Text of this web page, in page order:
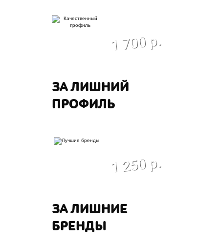
1 700 р.
ЗА ЛИШНИЙ
ПРОФИЛЬ
1 250 р.
ЗА ЛИШНИЕ
БРЕНДЫ